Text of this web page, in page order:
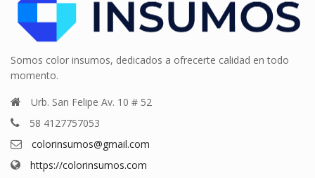
Somos color insumos, dedicados a ofrecerte calidad en todo
momento.
Urb. San Felipe Av. 10 # 52
58 4127757053
colorinsumos@gmail.com
https://colorinsumos.com